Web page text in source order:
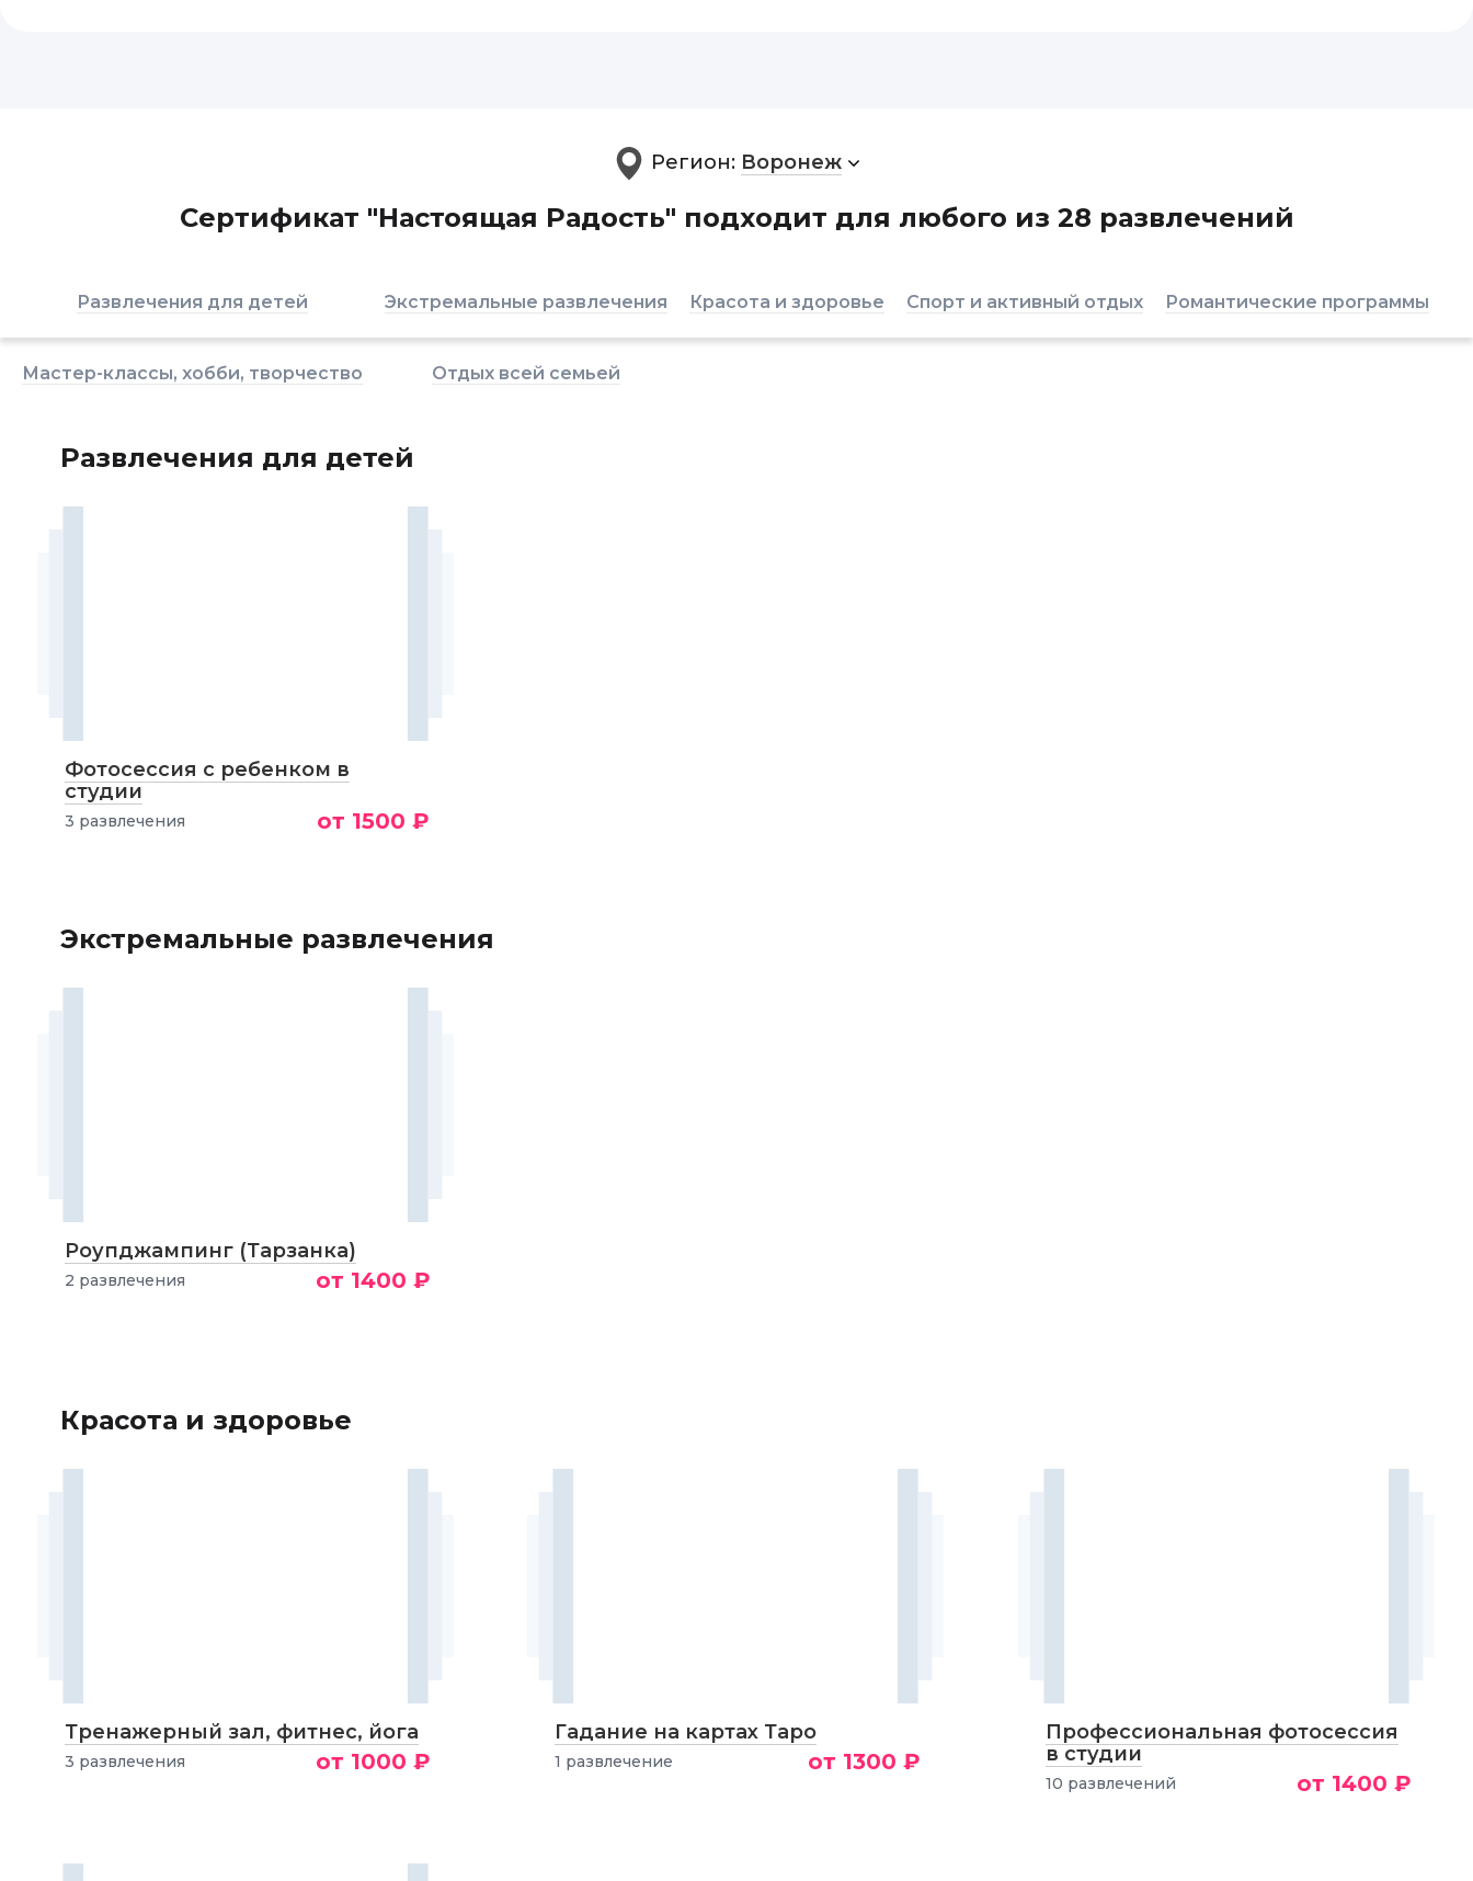
Регион: Воронеж
Сертификат "Настоящая Радость" подходит для любого из 28 развлечений
Развлечения для детей Экстремальные развлечения Красота и здоровье Спорт и активный отдых Романтические программы
Мастер-классы, хобби, творчество Отдых всей семьей
Развлечения для детей
Фотосессия с ребенком в
студии
3 развлечения от 1500 ₽
Экстремальные развлечения
Роупджампинг (Тарзанка)
2 развлечения от 1400 ₽
Красота и здоровье
Тренажерный зал, фитнес, йога
3 развлечения от 1000 ₽
Гадание на картах Таро
1 развлечение от 1300 ₽
Профессиональная фотосессия
в студии
10 развлечений от 1400 ₽